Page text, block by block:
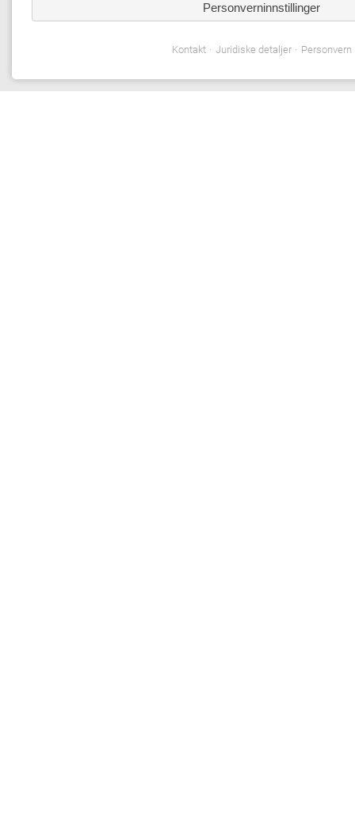
Personverninnstillinger
Kontakt Juridiske detaljer Personvern